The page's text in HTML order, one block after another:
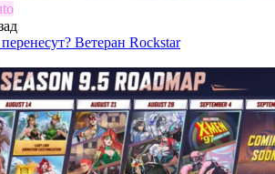
Ветеран Rockstar